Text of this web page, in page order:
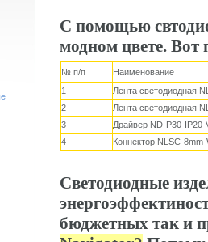
С помощью
модном цвете. Вот
№ п/п
Наименование
1
Лента светодиодная
2
Лента светодиодная
3
Драйвер ND-P30-IP20-
4
Коннектор NLSC-
Светодиодные
бюджетных так и